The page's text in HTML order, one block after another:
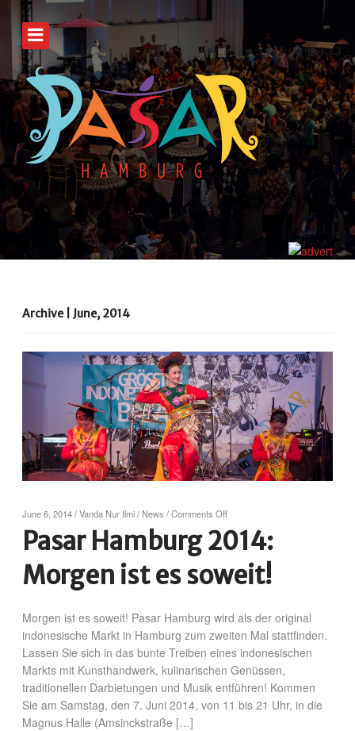
Archive | June, 2014
June 6, 2014/Vanda Nur Ilmi/ News /Comments Off
Pasar Hamburg 2014:
Morgen ist es soweit!
Morgen ist es soweit! Pasar Hamburg wird als der original
indonesische Markt in Hamburg zum zweiten Mal stattfinden.
Lassen Sie sich in das bunte Treiben eines indonesischen
Markts mit Kunsthandwerk, kulinarischen Genüssen,
traditionellen Darbietungen und Musik entführen! Kommen
Sie am Samstag, den 7. Juni 2014, von 11 bis 21 Uhr, in die
Magnus Halle (Amsinckstraße […]